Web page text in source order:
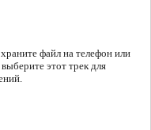
файл на телефон или
этот трек для